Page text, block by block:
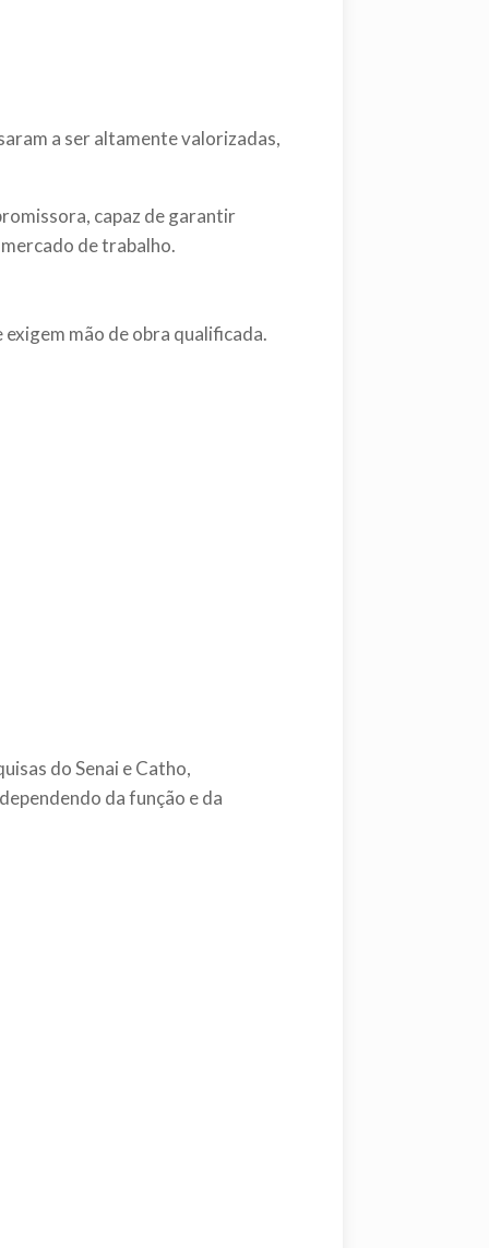
a ser altamente valorizadas,
capaz de garantir
de trabalho.
exigem mão de obra qualificada.
do Senai e Catho,
da função e da